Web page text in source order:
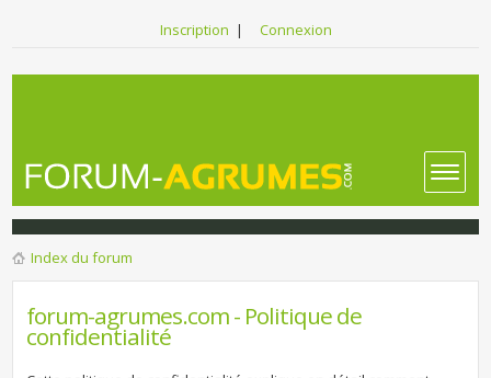
Inscription | Connexion
Index du forum
forum-agrumes.com - Politique de
confidentialité